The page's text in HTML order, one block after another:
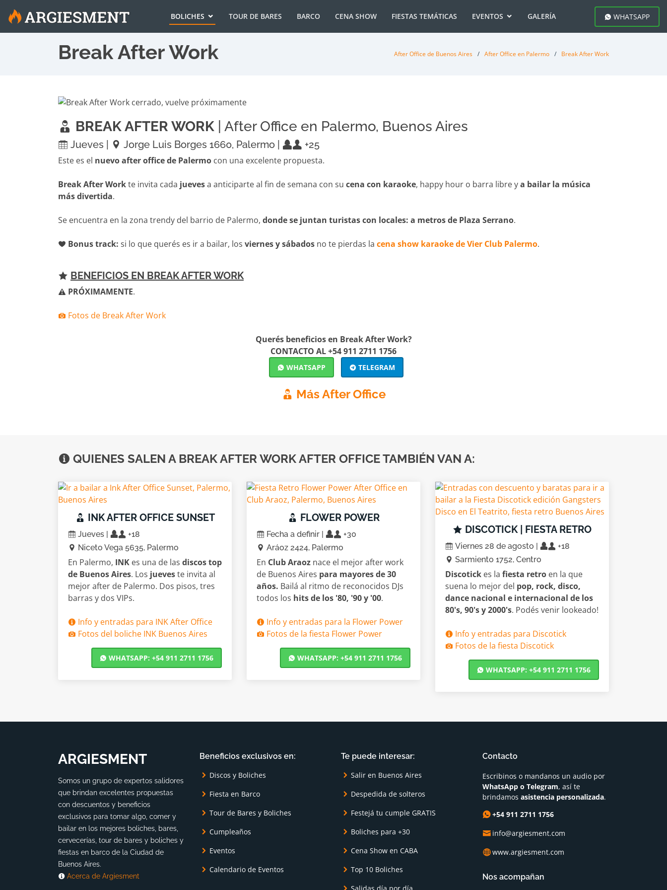
BOLICHES TOUR DE BARES BARCO CENA SHOW FIESTAS TEMÁTICAS EVENTOS GALERÍA WHATSAPP
Break After Work After Office de Buenos Aires After Office en Palermo Break After Work
BREAK AFTER WORK | After Office en Palermo, Buenos Aires
Jueves | Jorge Luis Borges 1660, Palermo | +25
Este es el nuevo after office de Palermo con una excelente propuesta.
Break After Workte invita cada juevesa anticiparte al fin de semana con su cena con karaoke, happy hour o barra libre ya bailar la música
más divertida.
Se encuentra en la zona trendy del barrio de Palermo, donde se juntan turistas con locales: a metros de Plaza Serrano.
Bonus track: si lo que querés es ir a bailar, los viernes y sábados no te pierdas la cena show karaoke de Vier Club Palermo.
BENEFICIOS EN BREAK AFTER WORK
PRÓXIMAMENTE.
Fotos de Break After Work
Querés beneficios en Break After Work?
CONTACTO AL +54 911 2711 1756
WHATSAPP TELEGRAM
Más After Office
QUIENES SALEN A BREAK AFTER WORK AFTER OFFICE TAMBIÉN VAN A:
INK AFTER OFFICE SUNSET
Jueves |
+18
Niceto Vega 5635, Palermo
En Palermo, INK es una de las discos top
de Buenos Aires. Los jueveste invita al
mejor after de Palermo. Dos pisos, tres
barras y dos VIPs.
Info y entradas para INK After Office
Fotos del boliche INK Buenos Aires
WHATSAPP: +54 911 2711 1756
FLOWER POWER
Fecha a definir |
+30
Aráoz 2424, Palermo
En Club Araoz nace el mejor after work
de Buenos Aires para mayores de 30
años. Bailá al ritmo de reconocidos DJs
todos los hits de los '80, '90 y '00.
Info y entradas para la Flower Power
Fotos de la fiesta Flower Power
WHATSAPP: +54 911 2711 1756
DISCOTICK | FIESTA RETRO
Viernes 28 de agosto |
+18
Sarmiento 1752, Centro
Discotick es la fiesta retro en la que
suena lo mejor del pop, rock, disco,
dance nacional e internacional de los
80's, 90's y 2000's. Podés venir lookeado!
Info y entradas para Discotick
Fotos de la fiesta Discotick
WHATSAPP: +54 911 2711 1756
ARGIESMENT
Somos un grupo de expertos salidores
que brindan excelentes propuestas
con descuentos y beneficios
exclusivos para tomar algo, comer y
bailar en los mejores boliches, bares,
cervecerías, tour de bares y boliches y
fiestas en barco de la Ciudad de
Buenos Aires.
Acerca de Argiesment
Beneficios exclusivos en:
Discos y Boliches
Fiesta en Barco
Tour de Bares y Boliches
Cumpleaños
Eventos
Calendario de Eventos
Te puede interesar:
Salir en Buenos Aires
Despedida de solteros
Festejá tu cumple GRATIS
Boliches para +30
Cena Show en CABA
Top 10 Boliches
Contacto
Escribinos o mandanos un audio por
WhatsApp o Telegram, así te
brindamos asistencia personalizada.
+54 911 2711 1756
info@argiesment.com
www.argiesment.com
Nos acompañan